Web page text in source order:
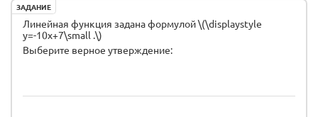
ЗАДАНИЕ
Линейная функция задана формулой \(\displaystyle
y=-10x+7\small .\)
Выберите верное утверждение: